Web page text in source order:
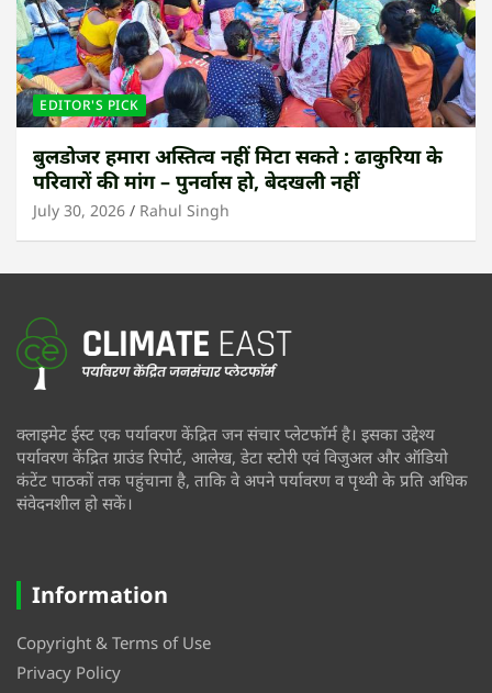
EDITOR'S PICK
बुलडोजर हमारा अस्तित्व नहीं मिटा सकते : ढाकुरिया के
परिवारों की मांग – पुनर्वास हो, बेदखली नहीं
July 30, 2026 Rahul Singh
क्लाइमेट ईस्ट एक पर्यावरण केंद्रित जन संचार प्लेटफॉर्म है। इसका उद्देश्य
पर्यावरण केंद्रित ग्राउंड रिपोर्ट, आलेख, डेटा स्टोरी एवं विजुअल और ऑडियो
कंटेंट पाठकों तक पहुंचाना है, ताकि वे अपने पर्यावरण व पृथ्वी के प्रति अधिक
संवेदनशील हो सकें।
Information
Copyright & Terms of Use
Privacy Policy